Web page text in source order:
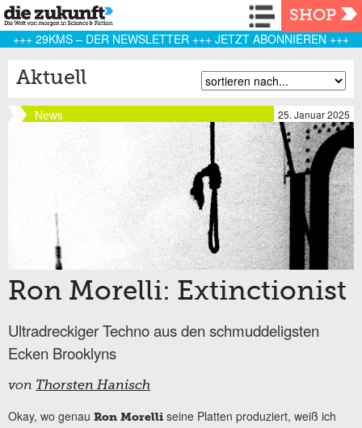
Navigation
SHOP
+++ 29KMS – DER NEWSLETTER +++ JETZT ABONNIEREN +++
Aktuell
News 25. Januar 2025
Ron Morelli: Extinctionist
Ultradreckiger Techno aus den schmuddeligsten
Ecken Brooklyns
von Thorsten Hanisch
Okay, wo genau Ron Morelli seine Platten produziert, weiß ich